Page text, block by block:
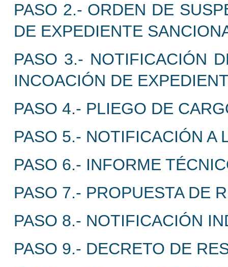
PASO 2.- ORDEN DE
DE EXPEDIENTE
PASO 3.- NOTIFICACIÓN
INCOACIÓN DE
PASO 4.- PLIEGO DE
PASO 5.- NOTIFICACIÓN A
PASO 6.- INFORME
PASO 7.- PROPUESTA DE
PASO 8.- NOTIFICACIÓN
PASO 9.- DECRETO DE